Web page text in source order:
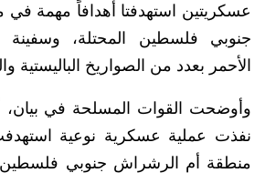
عسكريتين استهدفتا أهدافاً مهمة
جنوبي فلسطين المحتلة، وسفينة
الأحمر بعدد من الصواريخ الباليستية
وأوضحت القوات المسلحة في بيان،
نفذت عملية عسكرية نوعية
منطقة أم الرشراش جنوبي فلسطين